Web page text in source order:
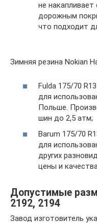
не накапливает
дорожным
что подходит
Зимняя резина Nokian
Fulda 175/70
для
Польше.
шин до 2,5 атм;
Barum 175/70
для
других
цены и
Допустимые
2192, 2194
Завод изготовитель